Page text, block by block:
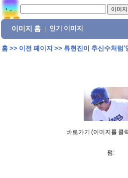
이미지 홈 인기 이미지
홈>> 이전 페이지 >> 류현진이 추신수처럼'
바로가기 (이미지를 클
펌: